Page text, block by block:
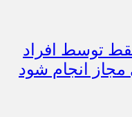
توسط افراد
انجام شود